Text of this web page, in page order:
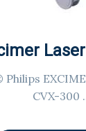
CVX-300